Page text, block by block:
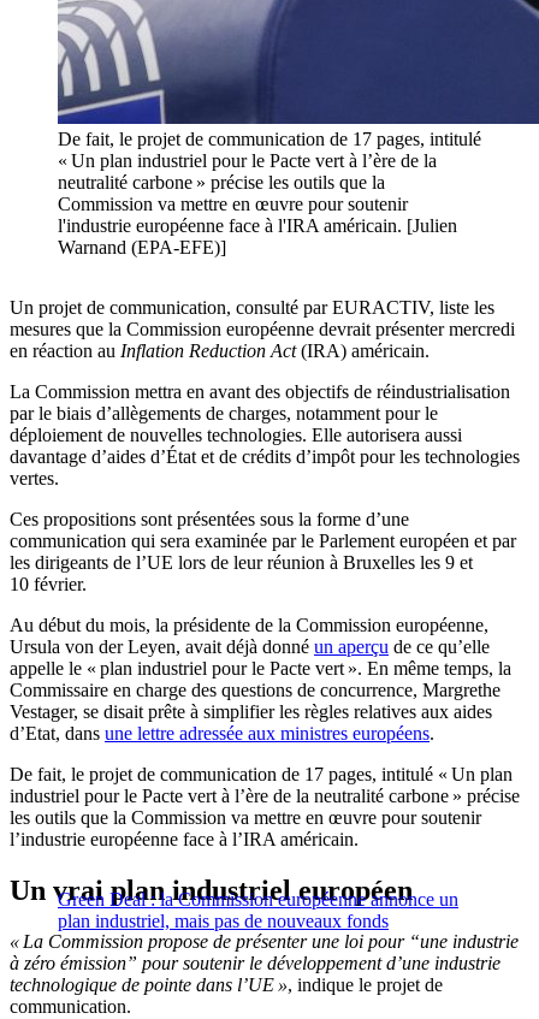
De fait, le projet de communication de 17 pages, intitulé
« Un plan industriel pour le Pacte vert à l’ère de la
neutralité carbone » précise les outils que la
Commission va mettre en œuvre pour soutenir
l'industrie européenne face à l'IRA américain. [Julien
Warnand (EPA-EFE)]
Un projet de communication, consulté par EURACTIV, liste les
mesures que la Commission européenne devrait présenter mercredi
en réaction au Inflation Reduction Act(IRA) américain.
La Commission mettra en avant des objectifs de réindustrialisation
par le biais d’allègements de charges, notamment pour le
déploiement de nouvelles technologies. Elle autorisera aussi
davantage d’aides d’État et de crédits d’impôt pour les technologies
vertes.
Ces propositions sont présentées sous la forme d’une
communication qui sera examinée par le Parlement européen et par
les dirigeants de l’UE lors de leur réunion à Bruxelles les 9 et
10 février.
Au début du mois, la présidente de la Commission européenne,
Ursula von der Leyen, avait déjà donné un aperçu de ce qu’elle
appelle le « plan industriel pour le Pacte vert ». En même temps, la
Commissaire en charge des questions de concurrence, Margrethe
Vestager, se disait prête à simplifier les règles relatives aux aides
d’Etat, dans une lettre adressée aux ministres européens.
De fait, le projet de communication de 17 pages, intitulé « Un plan
industriel pour le Pacte vert à l’ère de la neutralité carbone » précise
les outils que la Commission va mettre en œuvre pour soutenir
l’industrie européenne face à l’IRA américain.
Green Deal : la Commission européenne annonce un
plan industriel, mais pas de nouveaux fonds
Un vrai plan industriel européen
« La Commission propose de présenter une loi pour “une industrie
à zéro émission” pour soutenir le développement d’une industrie
technologique de pointe dans l’UE », indique le projet de
communication.